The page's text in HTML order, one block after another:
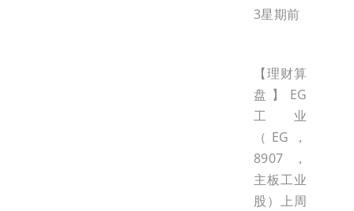
3星期前
【理财算
盘】EG
工业
（EG，
8907，
主板工业
股）上周